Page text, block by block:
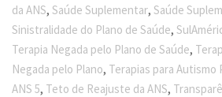
da ANS,Saúde Suplementar,Saúde
Sinistralidade do Plano de Saúde,
Terapia Negada pelo Plano de Saúde,
Negada pelo Plano, Terapias para Autismo
ANS 5, Teto de Reajuste da ANS,